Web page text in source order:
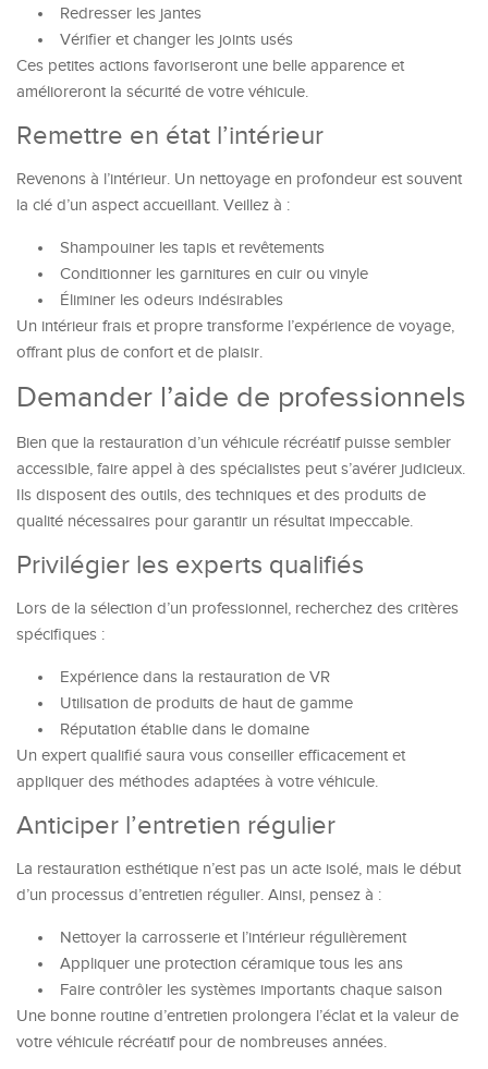
Redresser les jantes
Vérifier et changer les joints usés
Ces petites actions favoriseront une belle apparence et
amélioreront la sécurité de votre véhicule.
Remettre en état l’intérieur
Revenons à l’intérieur. Un nettoyage en profondeur est souvent
la clé d’un aspect accueillant. Veillez à :
Shampouiner les tapis et revêtements
Conditionner les garnitures en cuir ou vinyle
Éliminer les odeurs indésirables
Un intérieur frais et propre transforme l’expérience de voyage,
offrant plus de confort et de plaisir.
Demander l’aide de professionnels
Bien que la restauration d’un véhicule récréatif puisse sembler
accessible, faire appel à des spécialistes peut s’avérer judicieux.
Ils disposent des outils, des techniques et des produits de
qualité nécessaires pour garantir un résultat impeccable.
Privilégier les experts qualifiés
Lors de la sélection d’un professionnel, recherchez des critères
spécifiques :
Expérience dans la restauration de VR
Utilisation de produits de haut de gamme
Réputation établie dans le domaine
Un expert qualifié saura vous conseiller efficacement et
appliquer des méthodes adaptées à votre véhicule.
Anticiper l’entretien régulier
La restauration esthétique n’est pas un acte isolé, mais le début
d’un processus d’entretien régulier. Ainsi, pensez à :
Nettoyer la carrosserie et l’intérieur régulièrement
Appliquer une protection céramique tous les ans
Faire contrôler les systèmes importants chaque saison
Une bonne routine d’entretien prolongera l’éclat et la valeur de
votre véhicule récréatif pour de nombreuses années.